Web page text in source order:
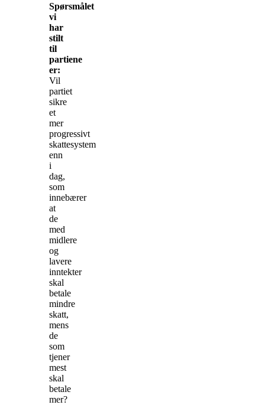
Spørsmålet
vi
har
stilt
til
partiene
er:
Vil
partiet
sikre
et
mer
progressivt
skattesystem
enn
i
dag,
som
innebærer
at
de
med
midlere
og
lavere
inntekter
skal
betale
mindre
skatt,
mens
de
som
tjener
mest
skal
betale
mer?